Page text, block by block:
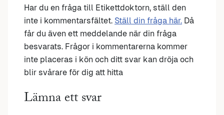
Har du en fråga till Etikettdoktorn, ställ den
inte i kommentarsfältet. Ställ din fråga här. Då
får du även ett meddelande när din fråga
besvarats. Frågor i kommentarerna kommer
inte placeras i kön och ditt svar kan dröja och
blir svårare för dig att hitta
Lämna ett svar